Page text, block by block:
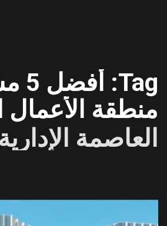
Tag: أفضل 5 مشروعات
منطقة الأعمال
العاصمة الإدارية